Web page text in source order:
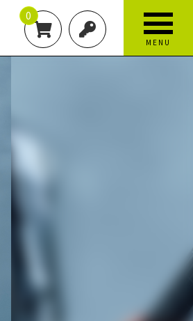
0
MENU